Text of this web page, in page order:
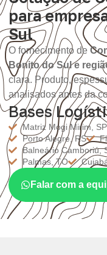
para
Sul
O fornecimento de
Bonito do Sul e
clara. Produto,
analisados antes da
Bases
Matriz Mogi Mirim, SP
Porto Alegre, RS
Balneário Camboriú,
Palmas, TO
Falar com a